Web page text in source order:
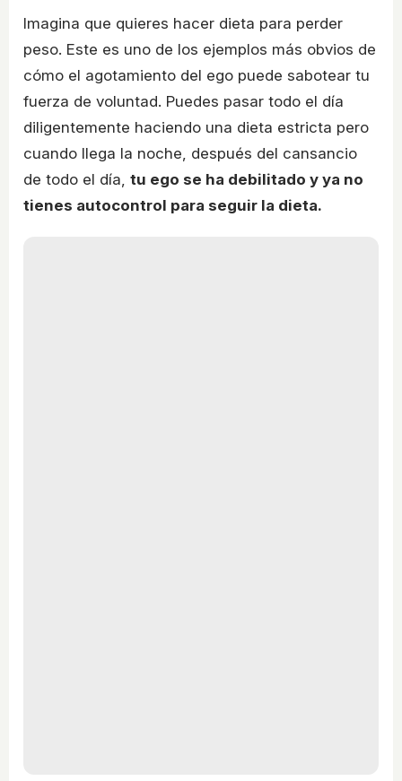
Imagina que quieres hacer dieta para perder
peso. Este es uno de los ejemplos más obvios de
cómo el agotamiento del ego puede sabotear tu
fuerza de voluntad. Puedes pasar todo el día
diligentemente haciendo una dieta estricta pero
cuando llega la noche, después del cansancio
de todo el día, tu ego se ha debilitado y ya no
tienes autocontrol para seguir la dieta.